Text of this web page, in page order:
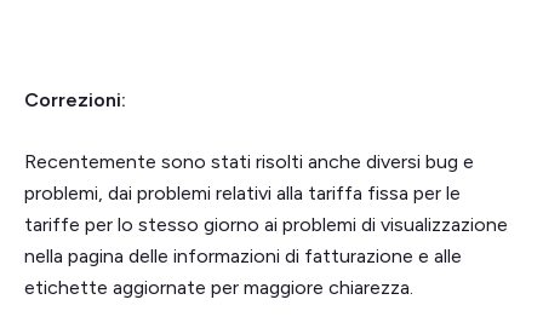
Correzioni:
Recentemente sono stati risolti anche diversi bug e
problemi, dai problemi relativi alla tariffa fissa per le
tariffe per lo stesso giorno ai problemi di visualizzazione
nella pagina delle informazioni di fatturazione e alle
etichette aggiornate per maggiore chiarezza.